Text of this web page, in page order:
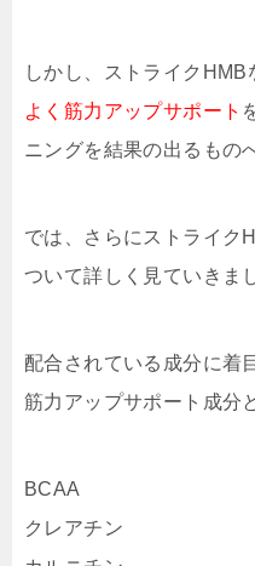
しかし、ストライクHMB
よく筋力アップサポート
ニングを結果の出るもの
では、さらにストライク
ついて詳しく見ていきま
配合されている成分に着
筋力アップサポート成分
BCAA
クレアチン